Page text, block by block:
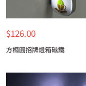
特
價
$126.00
方橢圓招牌燈箱磁鐵